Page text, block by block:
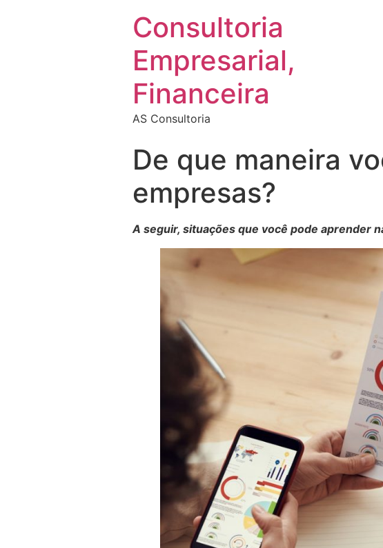
Consultoria
Empresarial,
Financeira
AS Consultoria
De que maneira
empresas?
A seguir, situações que você pode aprender